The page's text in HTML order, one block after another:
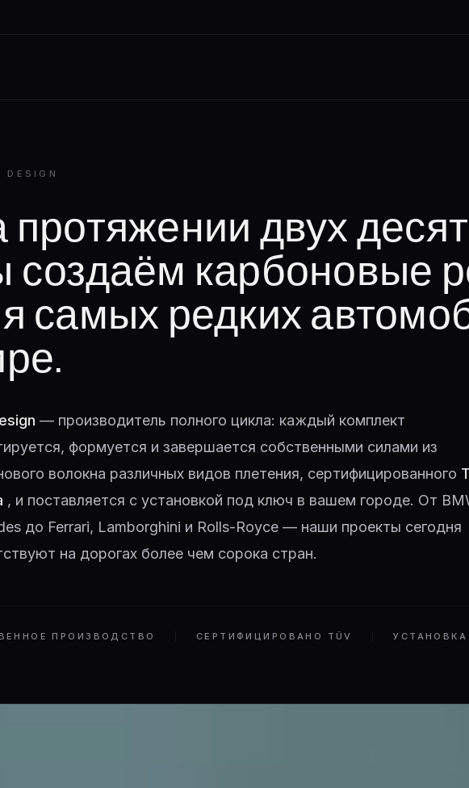
DESIGN
протяжении двух
создаём карбоновые
самых редких
— производитель полного цикла: каждый комплект
формуется и завершается собственными силами из
волокна различных видов плетения, сертифицированного
, и поставляется с установкой под ключ в вашем городе. От
до Ferrari, Lamborghini и Rolls-Royce — наши проекты сегодня
на дорогах более чем сорока стран.
ПРОИЗВОДСТВО СЕРТИФИЦИРОВАНО TÜV